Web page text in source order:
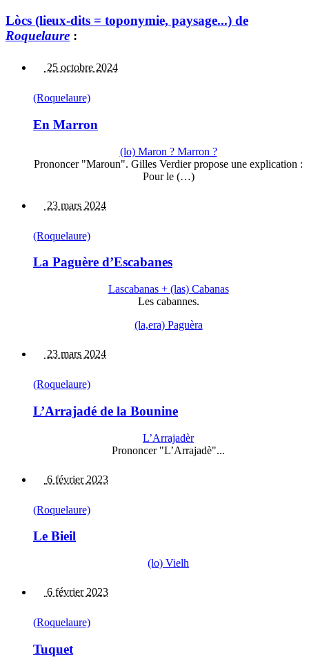
Lòcs (lieux-dits = toponymie, paysage...) de
Roquelaure :
25 octobre 2024
(Roquelaure)
En Marron
(lo) Maron ? Marron ?
Prononcer "Maroun". Gilles Verdier propose une explication :
Pour le (…)
23 mars 2024
(Roquelaure)
La Paguère d’Escabanes
Lascabanas + (las) Cabanas
Les cabannes.
(la,era) Paguèra
23 mars 2024
(Roquelaure)
L’Arrajadé de la Bounine
L’Arrajadèr
Prononcer "L’Arrajadè"...
6 février 2023
(Roquelaure)
Le Bieil
(lo) Vielh
6 février 2023
(Roquelaure)
Tuquet